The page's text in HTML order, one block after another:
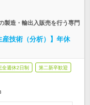
製造・輸出入販売を行う専門
技術（分析）】年休
全週休2日制 第二新卒歓迎